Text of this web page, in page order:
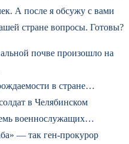
А после я обсужу с вами
стране вопросы. Готовы?
почве произошло на
в стране…
в Челябинском
военнослужащих…
— так ген-прокурор